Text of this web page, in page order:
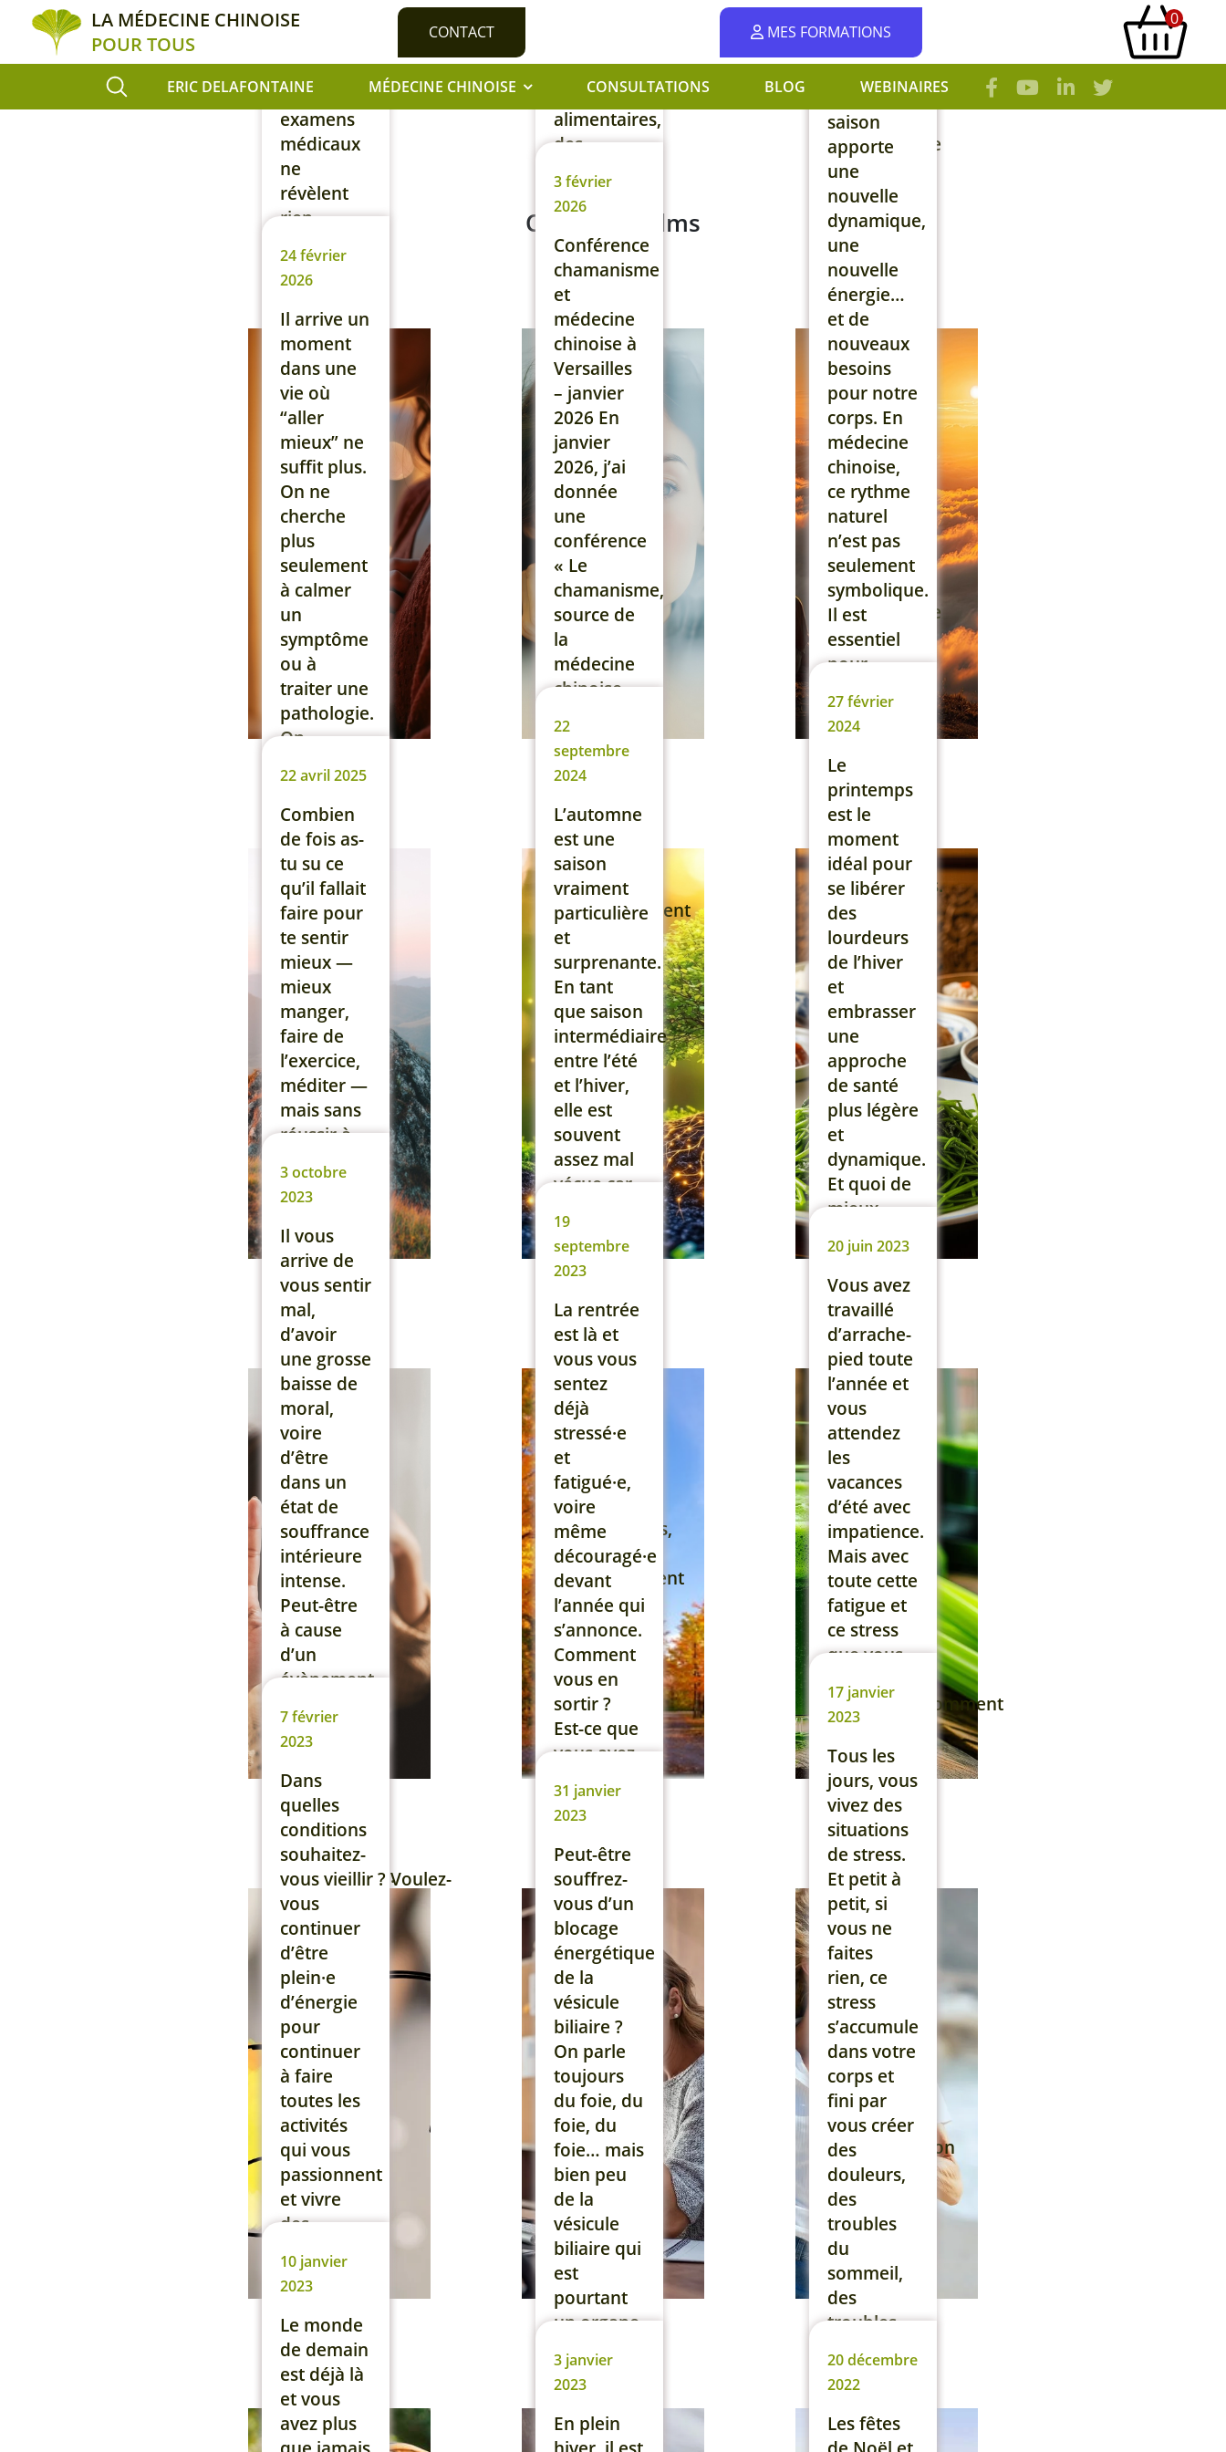
LA MÉDECINE CHINOISE
POUR TOUS
CONTACT MES FORMATIONS
0
ERIC DELAFONTAINE MÉDECINE CHINOISE CONSULTATIONS BLOG WEBINAIRES
Catégorie Films
apparente.
souvent,
les
examens
médicaux
ne
révèlent
rien
Alors, que
se passe-t-
il ? Avant
d’aller plus
loin, il est
important
de
préciser
une chose
essentielle
: tout
symptôme
cardiaque
doit
toujours
[…]
Lire la suite
même des
compléments
alimentaires,
des
des huiles
essentielles.
Et
pourtant,
tu ressens
une
fatigue
persistante
et…
Ton
énergie ne
remonte
pas ou
alors très
peu, ou
pas de
manière
durable.
[…]
Lire la suite
qui est
impacté.
Depuis
plusieurs
années,
j’accompagne
de
nombreuses
personnes
atteintes
de cancer
— à
différents
stades de
la maladie
et à
différentes
étapes de
leur
parcours.
Aujourd’hui,
7
personnes
sur 10 que
j’accompagne
suivent […]
24 février
2026
Il arrive un
moment
dans une
vie où
“aller
mieux” ne
suffit plus.
On ne
cherche
plus
seulement
à calmer
un
symptôme
ou à
traiter une
pathologie.
On
retrouver
son axe, sa
stabilité
intérieure,
son
chemin.
C’est à cet
endroit
précis que
j’interviens.
À travers
un bilan
énergétique
approfondi
et des
Lire la suite
3 février
2026
Conférence
chamanisme
et
médecine
chinoise à
Versailles
– janvier
2026 En
janvier
2026, j’ai
donnée
une
conférence
« Le
chamanisme,
source de
la
médecine
chinoise »
l’association
de Qi
Gong de
Versailles.
Vous
pouvez
écouter
l’enregistrement
audio de
la
conférence
et lire la
transcription
complète
ci-dessous,
afin de la
vivre ou la
revivre […]
3 décembre
2025
Chaque
saison
apporte
une
nouvelle
dynamique,
une
nouvelle
énergie…
et de
nouveaux
besoins
pour notre
corps. En
médecine
chinoise,
ce rythme
naturel
n’est pas
seulement
symbolique.
Il est
essentiel
pour
bonne
santé,
renforcer
notre
vitalité et
prévenir
les
déséquilibres.
Dans cet
article, je
vous
explique
pourquoi il
est
important
d’adapter
votre
alimentation
à […]
Lire la suite
22 avril 2025
Combien
de fois as-
tu su ce
qu’il fallait
faire pour
te sentir
mieux —
mieux
manger,
faire de
l’exercice,
méditer —
mais sans
réussir à
l’action ? Si
cela
t’arrive
souvent,
rassure-toi
: tu n’es
pas seul(e)
et la
médecine
chinoise
peut
vraiment
t’aider à
sortir de
ce cercle
vicieux.
Pourquoi
remettons-
nous
toujours
[…]
Lire la suite
22
septembre
2024
L’automne
est une
saison
vraiment
particulière
et
surprenante.
En tant
que saison
intermédiaire
entre l’été
et l’hiver,
elle est
souvent
assez mal
vécue car
marque la
fin des
vacances
et la
reprise du
travail
pour
beaucoup
d’entre
nous, mais
aussi la
baisse des
températures,
de
l’ensoleillement
et de la
durée du
jour, et
donc […]
Lire la suite
27 février
2024
Le
printemps
est le
moment
idéal pour
se libérer
des
lourdeurs
de l’hiver
et
embrasser
une
approche
de santé
plus légère
et
dynamique.
Et quoi de
mieux
de
légumes
détox
pour vous
aider à
vous sentir
revitalisés,
rajeunis et
prêts à
accueillir
cette
nouvelle
saison
avec
énergie et
vitalité ?​
Un jus
Lire la suite
3 octobre
2023
Il vous
arrive de
vous sentir
mal,
d’avoir
une grosse
baisse de
moral,
voire
d’être
dans un
état de
souffrance
intérieure
intense.
Peut-être
à cause
d’un
évènement
personne
qui est
venu
réactiver
une vieille
blessure
émotionnelle.
Dans ces
cas-là, que
faites-vous
pour aller
mieux
? Découvrez
nos
solutions
dans
l’article et
la vidéo ci-
dessous.
[…]
19
septembre
2023
La rentrée
est là et
vous vous
sentez
déjà
stressé·e
et
fatigué·e,
voire
même
découragé·e
devant
l’année qui
s’annonce.
Comment
vous en
sortir ?
Est-ce que
vous avez
détente ou
d’énergie ?
Les deux
? Découvrez
nos
solutions
dans
l’article et
la vidéo ci-
dessous. Il
n’est pas
évident, ni
confortable
de vivre
des
situations
[…]
Lire la suite
20 juin 2023
Vous avez
travaillé
d’arrache-
pied toute
l’année et
vous
attendez
les
vacances
d’été avec
impatience.
Mais avec
toute cette
fatigue et
ce stress
que vous
accumulés, comment
allez-vous
faire pour
profiter
tout de
suite
pleinement
de vos
vacances ?
Vous
risquez de
commencer
vos
vacances
en étant
épuisé·e à
cause de
la
décompression
et de tout
[…]
Lire la suite
7 février
2023
Dans
quelles
conditions
souhaitez-
vous vieillir ? Voulez-
vous
continuer
d’être
plein·e
d’énergie
pour
continuer
à faire
toutes les
activités
qui vous
passionnent
et vivre
des
forts avec
les
personnes
qui vous
sont
chères ? Je
suis bien
sûr que
31 janvier
2023
Peut-être
souffrez-
vous d’un
blocage
énergétique
de la
vésicule
biliaire ?
On parle
toujours
du foie, du
foie, du
foie… mais
bien peu
de la
vésicule
biliaire qui
est
pourtant
un organe
Pour
savoir si
vous êtes
concernés,
17 janvier
2023
Tous les
jours, vous
vivez des
situations
de stress.
Et petit à
petit, si
vous ne
faites
rien, ce
stress
s’accumule
dans votre
corps et
fini par
vous créer
des
douleurs,
des
troubles
du
sommeil,
des
troubles
l’humeur,
de la
déprime,
de la
10 janvier
2023
Le monde
de demain
est déjà là
et vous
avez plus
3 janvier
2023
En plein
20 décembre
2022
Les fêtes